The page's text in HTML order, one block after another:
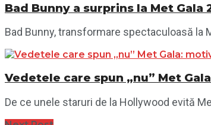
Bad Bunny a surprins la Met
Bad Bunny, transformare spectaculoasă la
Vedetele care spun „nu” Met
De ce unele staruri de la Hollywood evită